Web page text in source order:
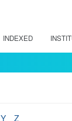
INDEXED
Y Z